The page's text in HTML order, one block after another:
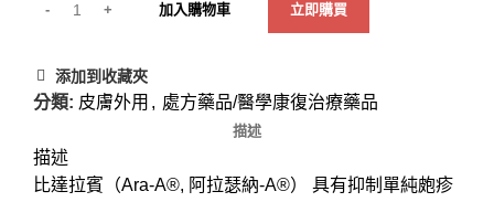
加入購物車 立即購買
添加到收藏夾
分類: 皮膚外用 , 處方藥品/醫學康復治療藥品
描述
描述
比達拉賓（Ara-A®, 阿拉瑟納-A®） 具有抑制單純皰疹